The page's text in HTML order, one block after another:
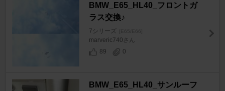
BMW_E65_HL40_フロントガ
ラス交換♪
7シリーズ [E65/E66]
marveric740さん
89
0
BMW_E65_HL40_サンルーフ